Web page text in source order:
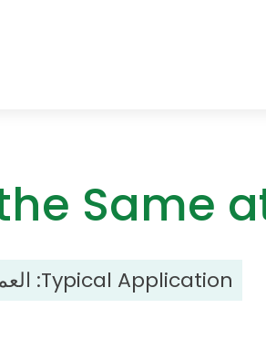
Same
Typical Application: